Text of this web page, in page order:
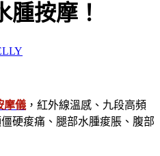
腫按摩！
摩儀 ，紅外線溫感、九段高頻
硬痠痛、腿部水腫痠脹、腹部